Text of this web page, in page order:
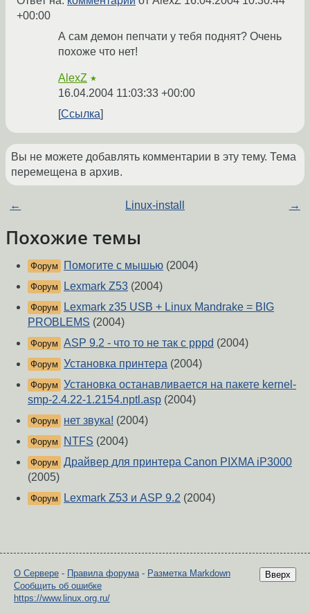
+00:00
А сам демон пепчати у тебя поднят? Очень
похоже что нет!
AlexZ ★
16.04.2004 11:03:33 +00:00
Ссылка
Вы не можете добавлять комментарии в эту тему. Тема
перемещена в архив.
← Linux-install →
Похожие темы
Форум Помогите с мышью (2004)
Форум Lexmark Z53 (2004)
Форум
Lexmark z35 USB + Linux Mandrake = BIG
PROBLEMS (2004)
Форум ASP 9.2 - что то не так с pppd (2004)
Форум Установка принтера (2004)
Форум Установка останавливается на пакете kernel-
smp-2.4.22-1.2154.nptl.asp (2004)
Форум нет звука! (2004)
Форум NTFS (2004)
Форум Драйвер для принтера Canon PIXMA iP3000
(2005)
Форум Lexmark Z53 и ASP 9.2 (2004)
Вверх
О Сервере - Правила форума- Разметка Markdown
Сообщить об ошибке
https://www.linux.org.ru/